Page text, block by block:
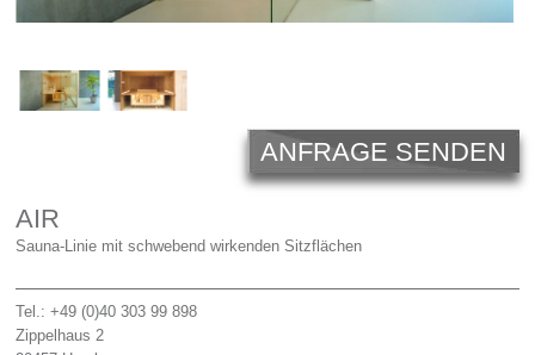
ANFRAGE SENDEN
AIR
Sauna-Linie mit schwebend wirkenden Sitzflächen
Tel.: +49 (0)40 303 99 898
Zippelhaus 2